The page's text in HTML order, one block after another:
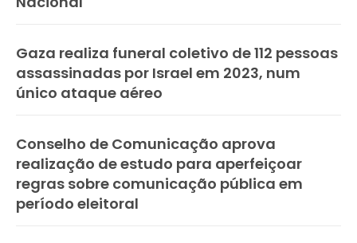
Gaza realiza funeral coletivo de 112 pessoas
assassinadas por Israel em 2023, num
único ataque aéreo
Conselho de Comunicação aprova
realização de estudo para aperfeiçoar
regras sobre comunicação pública em
período eleitoral